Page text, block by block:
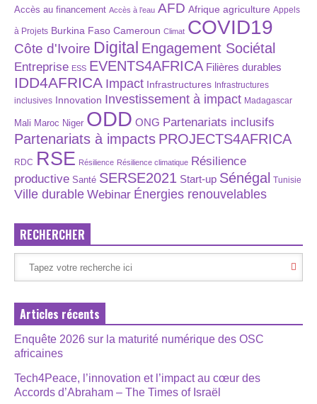
Accès au financement Accès à l’eau AFD Afrique agriculture Appels
à Projets Burkina Faso Cameroun Climat COVID19
Côte d'Ivoire Digital Engagement Sociétal
Entreprise ESS EVENTS4AFRICA Filières durables
IDD4AFRICA Impact Infrastructures Infrastructures
inclusives Innovation Investissement à impact Madagascar
Mali Maroc Niger ODD ONG Partenariats inclusifs
Partenariats à impacts PROJECTS4AFRICA
RDC RSE Résilience Résilience climatique Résilience
productive Santé SERSE2021 Start-up Sénégal Tunisie
Ville durable Webinar Énergies renouvelables
RECHERCHER
Articles récents
Enquête 2026 sur la maturité numérique des OSC
africaines
Tech4Peace, l’innovation et l’impact au cœur des
Accords d’Abraham – The Times of Israël